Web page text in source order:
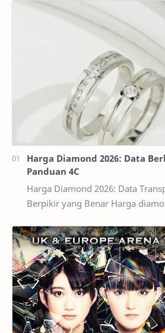
Harga Diamond 2026: Data
Panduan 4C
Harga Diamond 2026: Data
Berpikir yang Benar Harga diamond tidak bisa dibaca